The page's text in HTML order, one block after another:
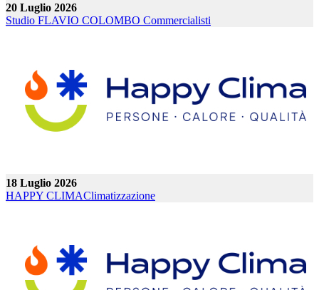
20 Luglio 2026
Studio FLAVIO COLOMBO Commercialisti
18 Luglio 2026
HAPPY CLIMAClimatizzazione